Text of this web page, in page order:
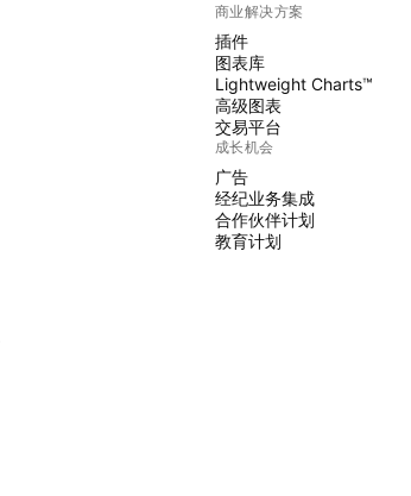
商业解决方案
插件
图表库
Lightweight Charts™
高级图表
交易平台
成长机会
广告
经纪业务集成
合作伙伴计划
教育计划